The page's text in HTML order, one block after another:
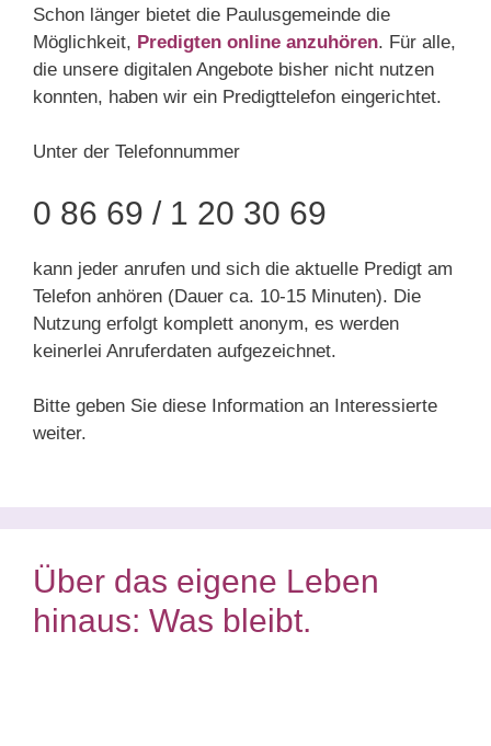
Schon länger bietet die Paulusgemeinde die
Möglichkeit, Predigten online anzuhören. Für alle,
die unsere digitalen Angebote bisher nicht nutzen
konnten, haben wir ein Predigttelefon eingerichtet.
Unter der Telefonnummer
0 86 69 / 1 20 30 69
kann jeder anrufen und sich die aktuelle Predigt am
Telefon anhören (Dauer ca. 10-15 Minuten). Die
Nutzung erfolgt komplett anonym, es werden
keinerlei Anruferdaten aufgezeichnet.
Bitte geben Sie diese Information an Interessierte
weiter.
Über das eigene Leben
hinaus: Was bleibt.